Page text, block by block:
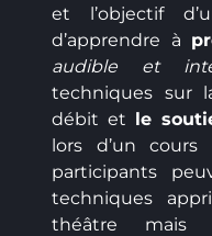
et l’objectif
d’apprendre à
audible et
techniques sur
débit et le
lors d’un
participants
techniques
théâtre